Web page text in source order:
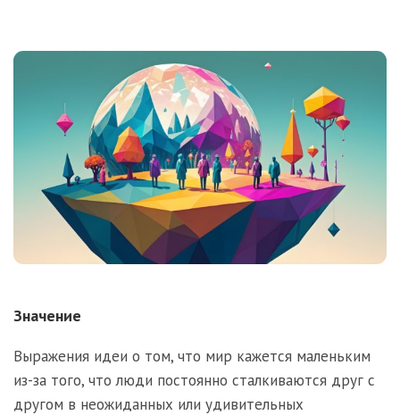
Значение
Выражения идеи о том, что мир кажется маленьким
из-за того, что люди постоянно сталкиваются друг с
другом в неожиданных или удивительных